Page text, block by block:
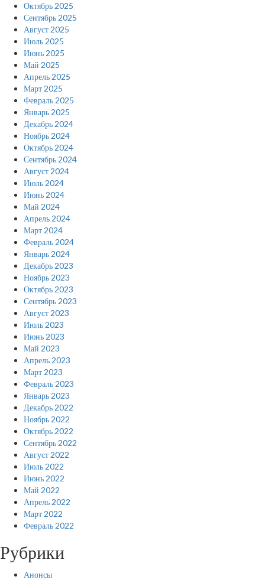
Октябрь 2025
Сентябрь 2025
Август 2025
Июль 2025
Июнь 2025
Май 2025
Апрель 2025
Март 2025
Февраль 2025
Январь 2025
Декабрь 2024
Ноябрь 2024
Октябрь 2024
Сентябрь 2024
Август 2024
Июль 2024
Июнь 2024
Май 2024
Апрель 2024
Март 2024
Февраль 2024
Январь 2024
Декабрь 2023
Ноябрь 2023
Октябрь 2023
Сентябрь 2023
Август 2023
Июль 2023
Июнь 2023
Май 2023
Апрель 2023
Март 2023
Февраль 2023
Январь 2023
Декабрь 2022
Ноябрь 2022
Октябрь 2022
Сентябрь 2022
Август 2022
Июль 2022
Июнь 2022
Май 2022
Апрель 2022
Март 2022
Февраль 2022
Рубрики
Анонсы